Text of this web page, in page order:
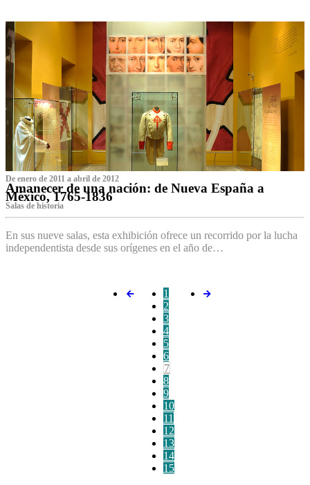
De enero de 2011 a abril de 2012
Amanecer de una nación: de Nueva España a
México, 1765-1836
Salas de historia
En sus nueve salas, esta exhibición ofrece un recorrido por la lucha
independentista desde sus orígenes en el año de…
1
2
3
4
5
6
7
8
9
10
11
12
13
14
15